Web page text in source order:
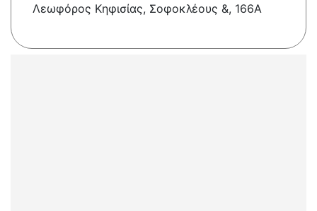
Λεωφόρος Κηφισίας, Σοφοκλέους &, 166Α